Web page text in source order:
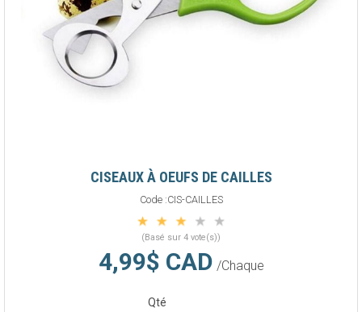
CISEAUX À OEUFS DE CAILLES
Code :CIS-CAILLES
(Basé sur 4 vote(s))
4,99$ CAD /Chaque
Qté